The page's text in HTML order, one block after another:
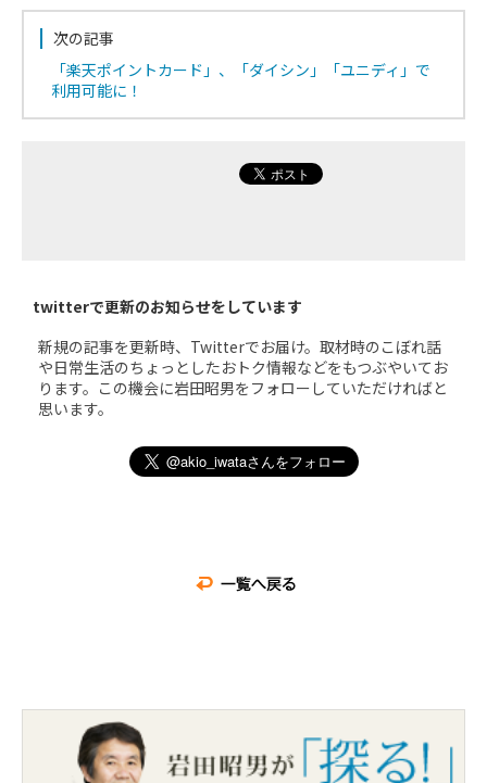
次の記事
「楽天ポイントカード」、「ダイシン」「ユニディ」で
利用可能に！
twitterで更新のお知らせをしています
新規の記事を更新時、Twitterでお届け。取材時のこぼれ話
や日常生活のちょっとしたおトク情報などをもつぶやいてお
ります。この機会に岩田昭男をフォローしていただければと
思います。